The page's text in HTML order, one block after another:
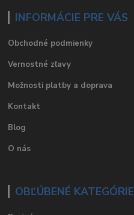
INFORMÁCIE PRE VÁS
Obchodné podmienky
Vernostné zľavy
Možnosti platby a doprava
Kontakt
Blog
O nás
OBĽÚBENÉ KATEGÓRIE